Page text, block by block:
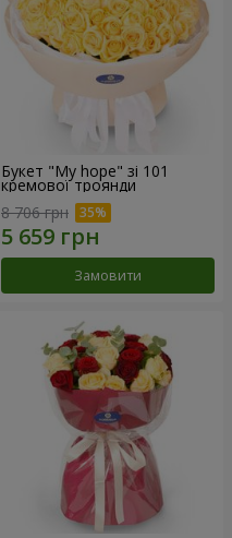
Букет "My hope" зі 101
кремової троянди
8 706 грн
Замовити